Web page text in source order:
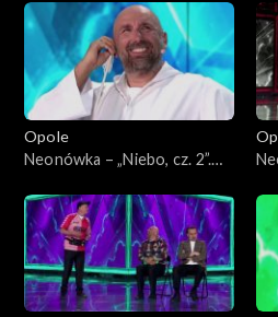
Nówka
Opole
Neonówka – „Niebo, cz. 2”.
Neo-Nówka